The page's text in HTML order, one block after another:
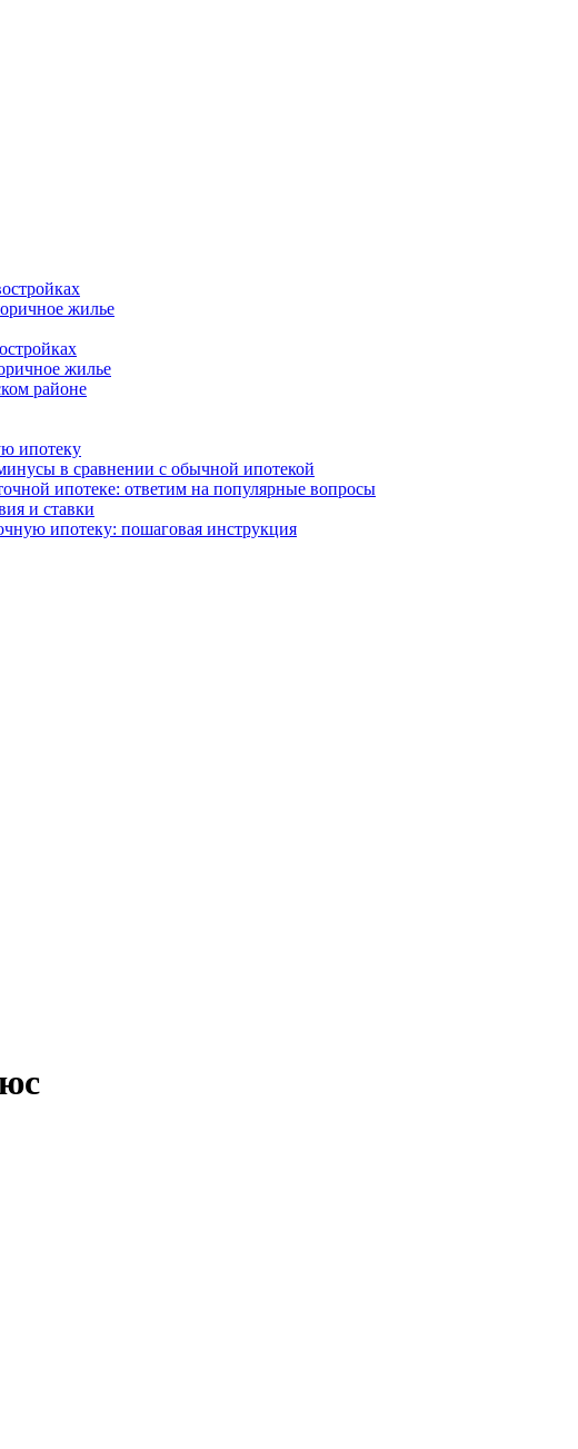
жилье
жилье
районе
ипотеку
в сравнении с обычной ипотекой
ипотеке: ответим на популярные вопросы
и ставки
ипотеку: пошаговая инструкция